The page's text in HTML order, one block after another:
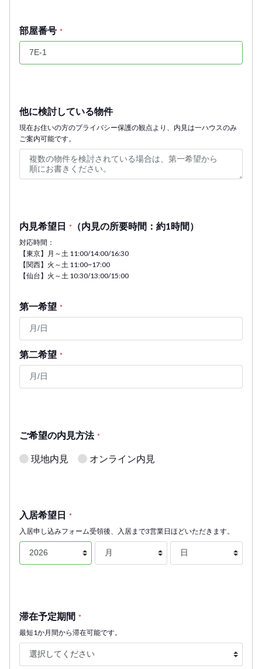
部屋番号 *
他に検討している物件
現在お住いの方のプライバシー保護の観点より、内見は一ハウスのみ
ご案内可能です。
内見希望日 * （内見の所要時間：約1時間）
対応時間：
【東京】月～土 11:00/14:00/16:30
【関西】火～土 11:00~17:00
【仙台】火～土 10:30/13:00/15:00
第一希望 *
第二希望 *
ご希望の内見方法 *
現地内見 オンライン内見
入居希望日 *
入居申し込みフォーム受領後、入居まで3営業日ほどいただきます。
滞在予定期間 *
最短1か月間から滞在可能です。